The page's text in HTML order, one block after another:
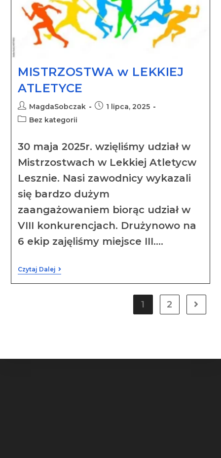
MISTRZOSTWA w LEKKIEJ
ATLETYCE
MagdaSobczak
1 lipca, 2025
Bez kategorii
30 maja 2025r. wzięliśmy udział w
Mistrzostwach w Lekkiej Atletycw
Lesznie. Nasi zawodnicy wykazali
się bardzo dużym
zaangażowaniem biorąc udział w
VIII konkurencjach. Drużynowo na
6 ekip zajęliśmy miejsce III.…
Czytaj Dalej
1 2